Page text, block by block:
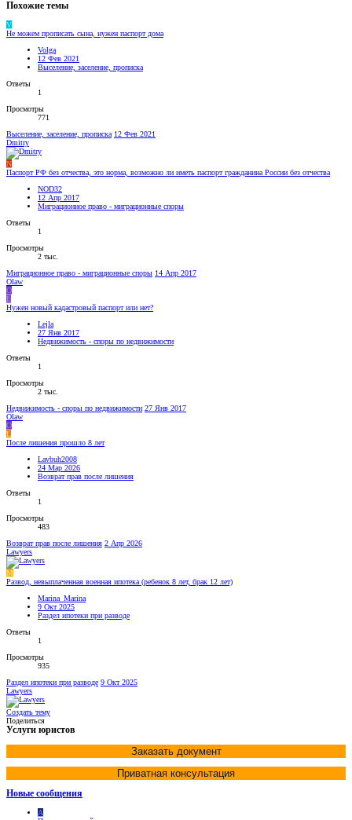
Похожие темы
V
Не можем прописать сына, нужен паспорт дома
Volga
12 Фев 2021
Выселение, заселение, прописка
Ответы
1
Просмотры
771
Выселение, заселение, прописка 12 Фев 2021
Dmitry
N
Паспорт РФ без отчества, это норма, возможно ли иметь паспорт гражданина России без отчества
NOD32
12 Апр 2017
Миграционное право - миграционные споры
Ответы
1
Просмотры
2 тыс.
Миграционное право - миграционные споры 14 Апр 2017
Olaw
O
L
Нужен новый кадастровый паспорт или нет?
Lejla
27 Янв 2017
Недвижимость - споры по недвижимости
Ответы
1
Просмотры
2 тыс.
Недвижимость - споры по недвижимости 27 Янв 2017
Olaw
O
L
После лишения прошло 8 лет
Lavbuh2008
24 Мар 2026
Возврат прав после лишения
Ответы
1
Просмотры
483
Возврат прав после лишения 2 Апр 2026
Lawyers
M
Развод, невыплаченная военная ипотека (ребенок 8 лет, брак 12 лет)
Marina_Marina
9 Окт 2025
Раздел ипотеки при разводе
Ответы
1
Просмотры
935
Раздел ипотеки при разводе 9 Окт 2025
Lawyers
Создать тему
Поделиться
Услуги юристов
Заказать документ
Приватная консультация
Новые сообщения
A